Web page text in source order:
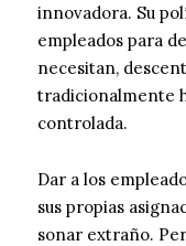
innovadora. Su
empleados para
necesitan,
tradicionalmente
controlada.
Dar a los
sus propias
sonar extraño.